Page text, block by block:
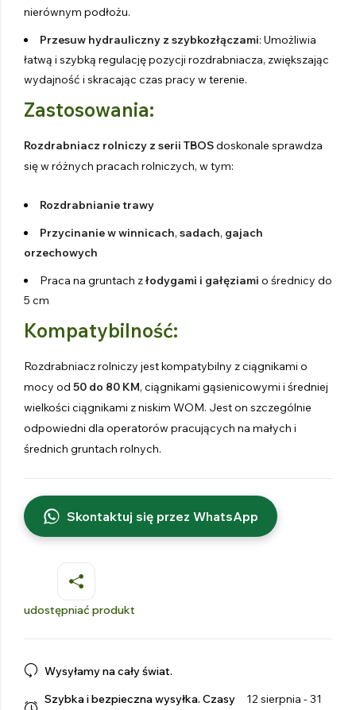
nierównym podłożu.
Przesuw hydrauliczny z szybkozłączami: Umożliwia
łatwą i szybką regulację pozycji rozdrabniacza, zwiększając
wydajność i skracając czas pracy w terenie.
Zastosowania:
Rozdrabniacz rolniczy z serii TBOSdoskonale sprawdza
się w różnych pracach rolniczych, w tym:
Rozdrabnianie trawy
Przycinanie w winnicach, sadach, gajach
orzechowych
Praca na gruntach złodygami i gałęziami o średnicy do
5 cm
Kompatybilność:
Rozdrabniacz rolniczy jest kompatybilny z ciągnikami o
mocy od 50 do 80 KM, ciągnikami gąsienicowymi i średniej
wielkości ciągnikami z niskim WOM. Jest on szczególnie
odpowiedni dla operatorów pracujących na małych i
średnich gruntach rolnych.
Skontaktuj się przez WhatsApp
udostępniać produkt
Wysyłamy na cały świat.
Szybka i bezpieczna wysyłka. Czasy
12 sierpnia - 31